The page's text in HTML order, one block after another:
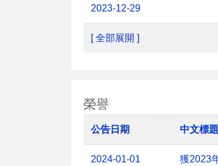
2023-12-29
[ 全部展開 ]
榮譽
公告日期 中文標題
2024-01-01 獲2023